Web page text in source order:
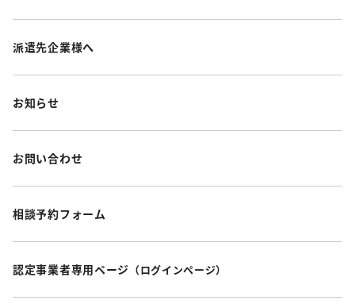
派遣先企業様へ
お知らせ
お問い合わせ
相談予約フォーム
認定事業者専用ページ （ログインページ）